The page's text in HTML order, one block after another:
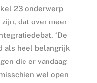
23 onderwerp
dat over meer
‘De
als heel belangrijk
die er vandaag
wel open